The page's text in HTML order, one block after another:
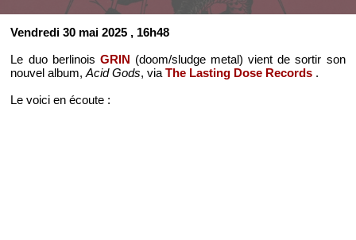
Vendredi 30 mai 2025 , 16h48
Le duo berlinois GRIN (doom/sludge metal) vient de sortir son
nouvel album,Acid Gods, viaThe Lasting Dose Records .
Le voici en écoute :